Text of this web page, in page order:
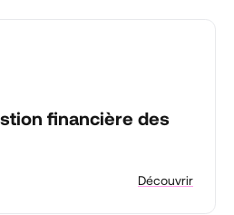
financière des
Découvrir